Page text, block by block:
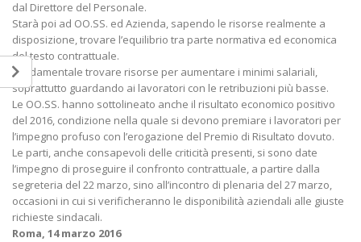
dal Direttore del Personale.
Starà poi ad OO.SS. ed Azienda, sapendo le risorse realmente a
disposizione, trovare l’equilibrio tra parte normativa ed economica
del testo contrattuale.
Fondamentale trovare risorse per aumentare i minimi salariali,
soprattutto guardando ai lavoratori con le retribuzioni più basse.
Le OO.SS. hanno sottolineato anche il risultato economico positivo
del 2016, condizione nella quale si devono premiare i lavoratori per
l’impegno profuso con l’erogazione del Premio di Risultato dovuto.
Le parti, anche consapevoli delle criticità presenti, si sono date
l’impegno di proseguire il confronto contrattuale, a partire dalla
segreteria del 22 marzo, sino all’incontro di plenaria del 27 marzo,
occasioni in cui si verificheranno le disponibilità aziendali alle giuste
richieste sindacali.
Roma, 14 marzo 2016